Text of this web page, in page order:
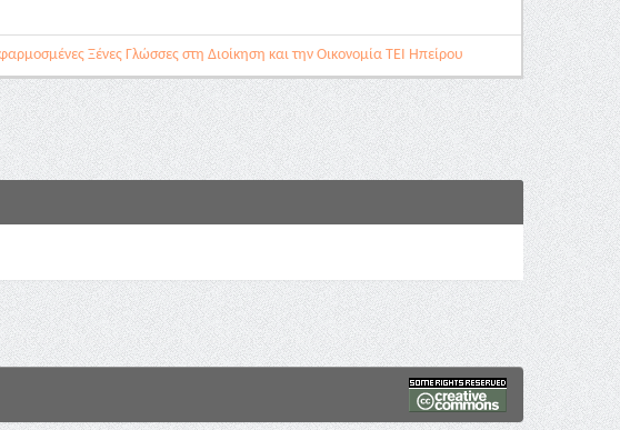
Ξένες Γλώσσες στη Διοίκηση και την Οικονομία ΤΕΙ Ηπείρου